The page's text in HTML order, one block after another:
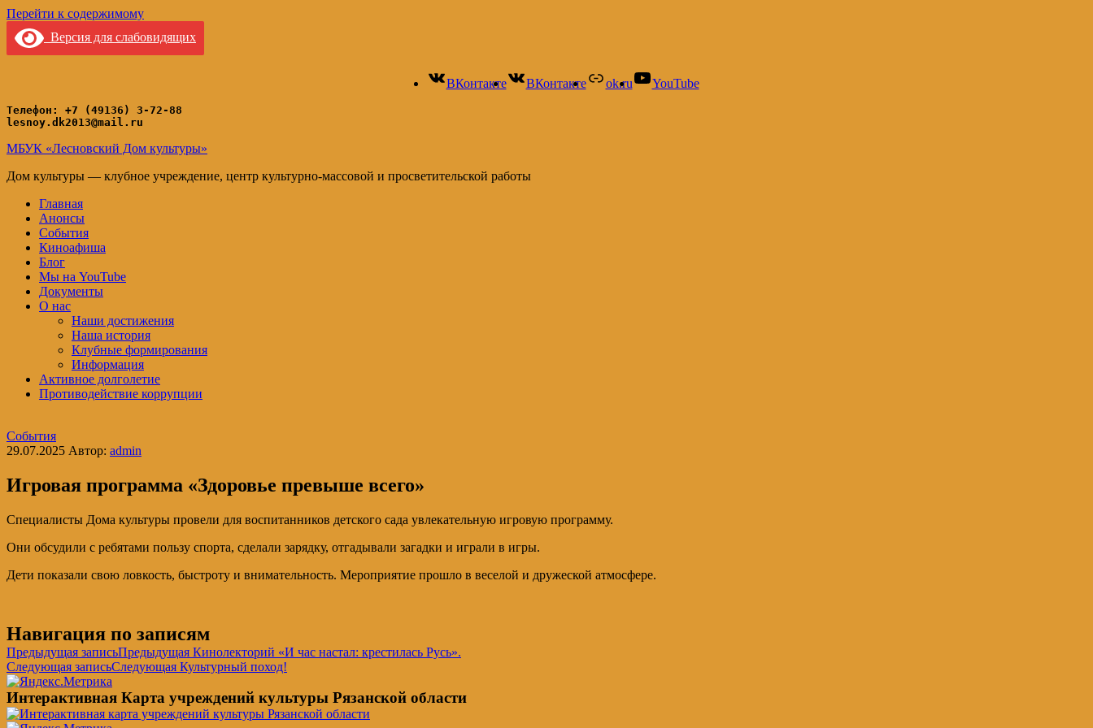
Перейти к содержимому
Версия для слабовидящих
ВКонтакте ВКонтакте ok.ru YouTube
Телефон: +7 (49136) 3-72-88
lesnoy.dk2013@mail.ru
МБУК «Лесновский Дом культуры»
Дом культуры — клубное учреждение, центр культурно-массовой и просветительской работы
Главная
Анонсы
События
Киноафиша
Блог
Мы на YouTube
Документы
О нас
Наши достижения
Наша история
Клубные формирования
Информация
Активное долголетие
Противодействие коррупции
События
29.07.2025 Автор: admin
Игровая программа «Здоровье превыше всего»
Специалисты Дома культуры провели для воспитанников детского сада увлекательную игровую программу.
Они обсудили с ребятами пользу спорта, сделали зарядку, отгадывали загадки и играли в игры.
Дети показали свою ловкость, быстроту и внимательность. Мероприятие прошло в веселой и дружеской атмосфере.
Навигация по записям
Предыдущая записьПредыдущая Кинолекторий «И час настал: крестилась Русь».
Следующая записьСледующая Культурный поход!
Интерактивная Карта учреждений культуры Рязанской области